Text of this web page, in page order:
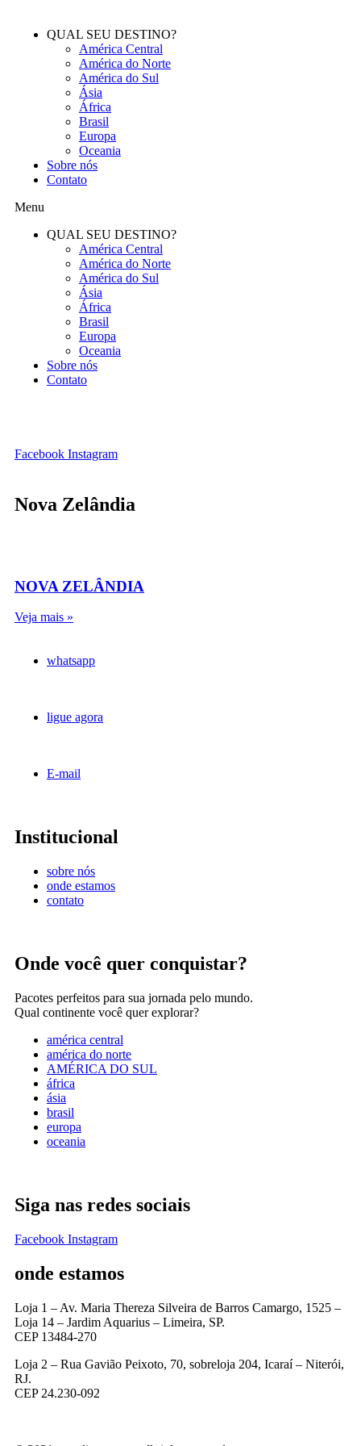
QUAL SEU DESTINO?
América Central
América do Norte
América do Sul
Ásia
África
Brasil
Europa
Oceania
Sobre nós
Contato
Menu
QUAL SEU DESTINO?
América Central
América do Norte
América do Sul
Ásia
África
Brasil
Europa
Oceania
Sobre nós
Contato
Facebook Instagram
Nova Zelândia
NOVA ZELÂNDIA
Veja mais »
whatsapp
ligue agora
E-mail
Institucional
sobre nós
onde estamos
contato
Onde você quer conquistar?
Pacotes perfeitos para sua jornada pelo mundo.
Qual continente você quer explorar?
américa central
américa do norte
AMÉRICA DO SUL
áfrica
ásia
brasil
europa
oceania
Siga nas redes sociais
Facebook Instagram
onde estamos
Loja 1 – Av. Maria Thereza Silveira de Barros Camargo, 1525 –
Loja 14 – Jardim Aquarius – Limeira, SP.
CEP 13484-270
Loja 2 – Rua Gavião Peixoto, 70, sobreloja 204, Icaraí – Niterói,
RJ.
CEP 24.230-092